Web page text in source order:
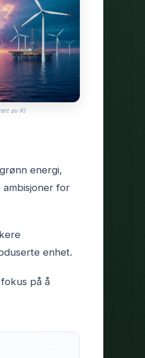
av KI
energi,
for
enhet.
på å